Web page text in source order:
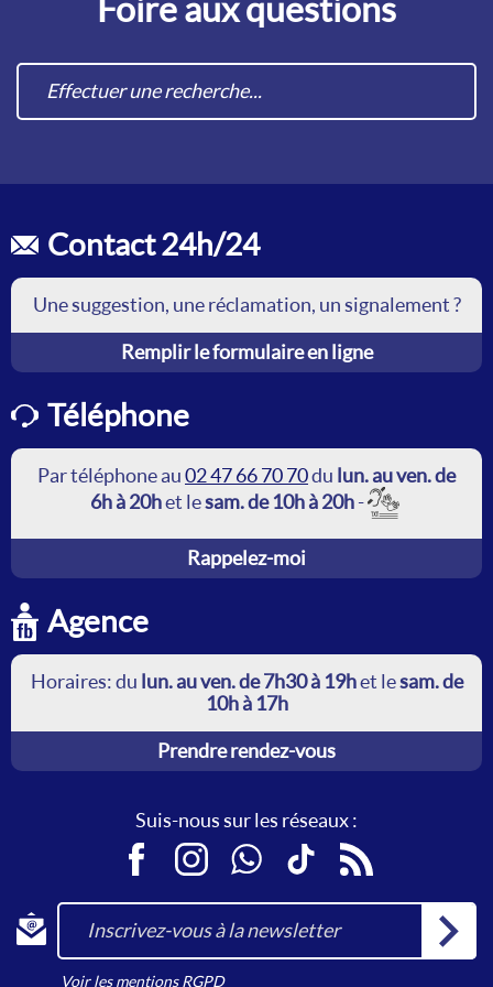
Foire aux questions
Contact 24h/24
Une suggestion, une réclamation, un signalement ?
Remplir le formulaire en ligne
Téléphone
Par téléphone au02 47 66 70 70du lun. au ven. de
6h à 20het lesam. de 10h à 20h-
Rappelez-moi
Agence
Horaires: du lun. au ven. de 7h30 à 19het lesam. de
10h à 17h
Prendre rendez-vous
Suis-nous sur les réseaux :
FacebookInstagramWhatsAppTikTokRSS
Inscrivez-vous à la newsletter
Voir les mentions RGPD